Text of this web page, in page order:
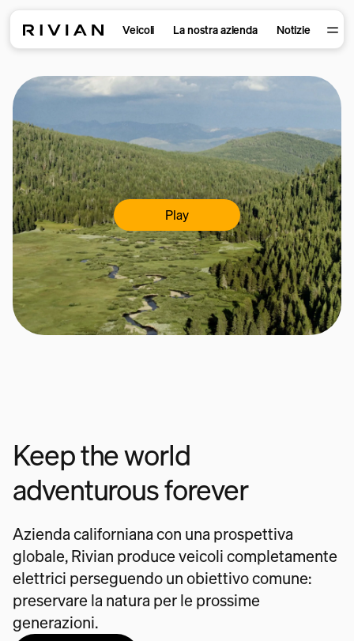
Veicoli La nostra azienda Notizie
Play
Keep the world
adventurous forever
Azienda californiana con una prospettiva
globale, Rivian produce veicoli completamente
elettrici perseguendo un obiettivo comune:
preservare la natura per le prossime
generazioni.